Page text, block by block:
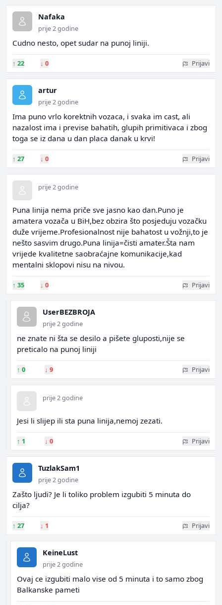
Nafaka
prije 2 godine
Cudno nesto, opet sudar na punoj liniji.
↑ 22 ↓ 0 Prijavi
artur
prije 2 godine
Ima puno vrlo korektnih vozaca, i svaka im cast, ali
nazalost ima i previse bahatih, glupih primitivaca i zbog
toga se iz dana u dan placa danak u krvi!
↑ 27 ↓ 0 Prijavi
prije 2 godine
Puna linija nema priče sve jasno kao dan.Puno je
amatera vozača u BiH,bez obzira što posjeduju vozačku
duže vrijeme.Profesionalnost nije bahatost u vožnji,to je
nešto sasvim drugo.Puna linija=čisti amater.Šta nam
vrijede kvalitetne saobraćajne komunikacije,kad
mentalni sklopovi nisu na nivou.
↑ 35 ↓ 0 Prijavi
UserBEZBROJA
prije 2 godine
ne znate ni šta se desilo a pišete gluposti,nije se
preticalo na punoj liniji
↑ 0 ↓ 9 Prijavi
prije 2 godine
Jesi li slijep ili sta puna linija,nemoj zezati.
↑ 1 ↓ 0 Prijavi
TuzlakSam1
prije 2 godine
Zašto ljudi? Je li toliko problem izgubiti 5 minuta do
cilja?
↑ 27 ↓ 1 Prijavi
KeineLust
prije 2 godine
Ovaj ce izgubiti malo vise od 5 minuta i to samo zbog
Balkanske pameti